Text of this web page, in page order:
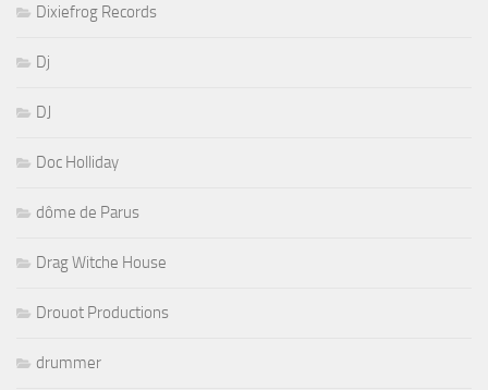
Dixiefrog Records
Dj
DJ
Doc Holliday
dôme de Parus
Drag Witche House
Drouot Productions
drummer